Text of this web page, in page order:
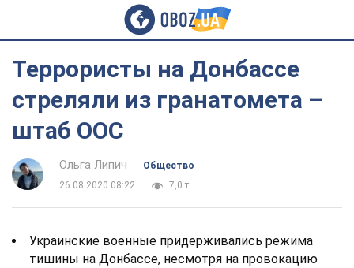
Террористы на Донбассе
стреляли из гранатомета –
штаб ООС
Ольга Липич
Общество
26.08.2020 08:22
7,0 т.
Украинские военные придерживались режима
тишины на Донбассе, несмотря на провокацию